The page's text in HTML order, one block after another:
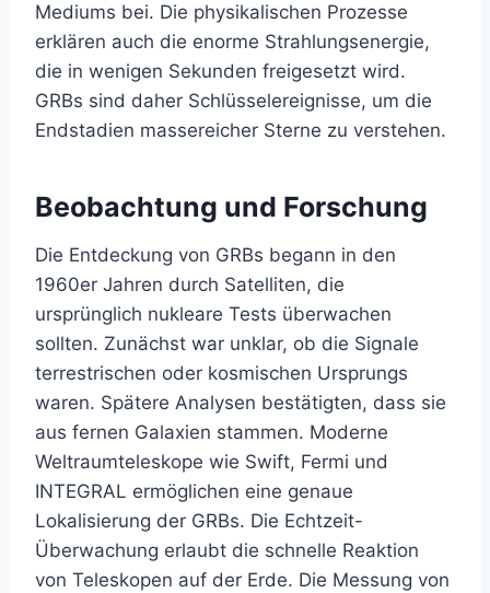
Mediums bei. Die physikalischen Prozesse
erklären auch die enorme Strahlungsenergie,
die in wenigen Sekunden freigesetzt wird.
GRBs sind daher Schlüsselereignisse, um die
Endstadien massereicher Sterne zu verstehen.
Beobachtung und Forschung
Die Entdeckung von GRBs begann in den
1960er Jahren durch Satelliten, die
ursprünglich nukleare Tests überwachen
sollten. Zunächst war unklar, ob die Signale
terrestrischen oder kosmischen Ursprungs
waren. Spätere Analysen bestätigten, dass sie
aus fernen Galaxien stammen. Moderne
Weltraumteleskope wie Swift, Fermi und
INTEGRAL ermöglichen eine genaue
Lokalisierung der GRBs. Die Echtzeit-
Überwachung erlaubt die schnelle Reaktion
von Teleskopen auf der Erde. Die Messung von